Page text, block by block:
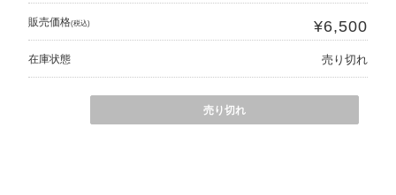
販売価格(税込) ¥6,500
在庫状態 売り切れ
売り切れ